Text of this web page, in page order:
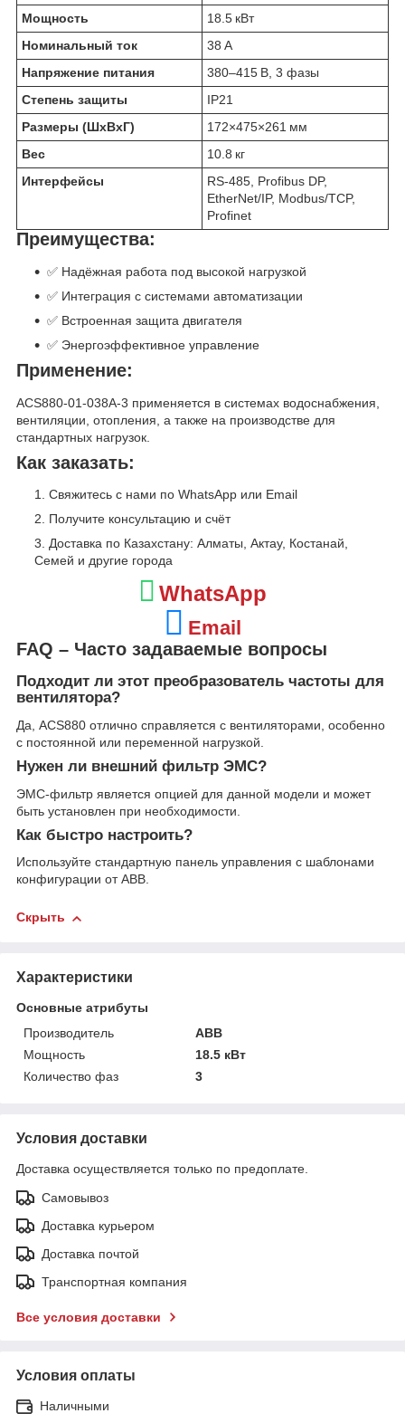
Мощность
18.5 кВт
Номинальный ток
38 А
Напряжение питания
380–415 В, 3 фазы
Степень защиты
IP21
Размеры (ШхВхГ)
172×475×261 мм
Вес
10.8 кг
Интерфейсы
RS-485, Profibus DP,
EtherNet/IP, Modbus/TCP,
Profinet
Преимущества:
✅ Надёжная работа под высокой нагрузкой
✅ Интеграция с системами автоматизации
✅ Встроенная защита двигателя
✅ Энергоэффективное управление
Применение:
ACS880-01-038A-3 применяется в системах водоснабжения,
вентиляции, отопления, а также на производстве для
стандартных нагрузок.
Как заказать:
Свяжитесь с нами по WhatsApp или Email
Получите консультацию и счёт
Доставка по Казахстану: Алматы, Актау, Костанай,
Семей и другие города
WhatsApp
Email
FAQ – Часто задаваемые вопросы
Подходит ли этот преобразователь частоты для
вентилятора?
Да, ACS880 отлично справляется с вентиляторами, особенно
с постоянной или переменной нагрузкой.
Нужен ли внешний фильтр ЭМС?
ЭМС-фильтр является опцией для данной модели и может
быть установлен при необходимости.
Как быстро настроить?
Используйте стандартную панель управления с шаблонами
конфигурации от ABB.
Скрыть
Характеристики
Основные атрибуты
Производитель
ABB
Мощность
18.5 кВт
Количество фаз
3
Условия доставки
Доставка осуществляется только по предоплате.
Самовывоз
Доставка курьером
Доставка почтой
Транспортная компания
Все условия доставки
Условия оплаты
Наличными